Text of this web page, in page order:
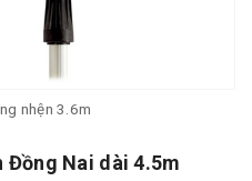
nhện 3.6m
Đồng Nai dài 4.5m